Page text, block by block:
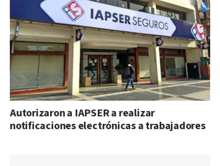
Autorizaron a IAPSER a realizar
notificaciones electrónicas a trabajadores